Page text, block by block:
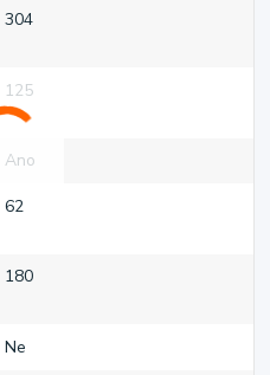
304
125
Ano
62
180
Ne